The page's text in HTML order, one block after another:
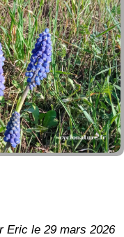
Eric le 29 mars 2026